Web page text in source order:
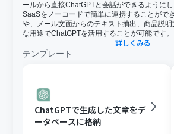
ールから直接ChatGPTと会話ができるように
SaaSをノーコードで簡単に連携することがで
や、メール文面からのテキスト抽出、商品説
な用途でChatGPTを活用することが可能です。
詳しくみる
テンプレート
ChatGPTで生成した文章をデ
ータベースに格納